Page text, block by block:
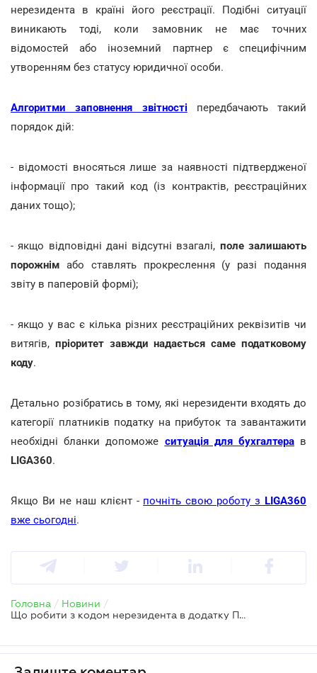
нерезидента в країні його реєстрації. Подібні ситуації
виникають тоді, коли замовник не має точних
відомостей або іноземний партнер є специфічним
утворенням без статусу юридичної особи.
Алгоритми заповнення звітності передбачають такий
порядок дій:
- відомості вносяться лише за наявності підтвердженої
інформації про такий код (із контрактів, реєстраційних
даних тощо);
- якщо відповідні дані відсутні взагалі, поле залишають
порожнім або ставлять прокреслення (у разі подання
звіту в паперовій формі);
- якщо у вас є кілька різних реєстраційних реквізитів чи
витягів, пріоритет завжди надається саме податковому
коду.
Детально розібратись в тому, які нерезиденти входять до
категорії платників податку на прибуток та завантажити
необхідні бланки допоможе ситуація для бухгалтерав
LIGA360.
Якщо Ви не наш клієнт - почніть свою роботу з LIGA360
вже сьогодні.
Головна / Новини /
Що робити з кодом нерезидента в додатку ПН, коли даних немає